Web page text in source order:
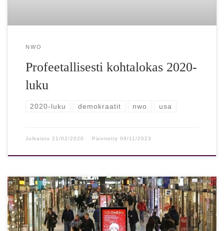
NWO
Profeetallisesti kohtalokas 2020-
luku
2020-luku demokraatit nwo usa
Julkaistu 21/02/2020 Päivitetty 09/11/2023
Mitä 2020-luku tuo tullessaan? Tulevaisuusasiantuntijat: